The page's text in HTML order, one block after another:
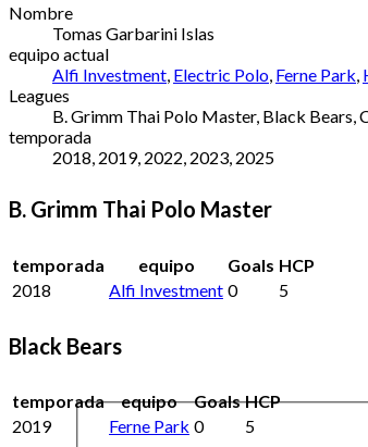
Nombre
Tomas Garbarini Islas
equipo actual
Alfi Investment Electric Polo Ferne Park
Leagues
B. Grimm Thai Polo Master, Black Bears,
temporada
2018, 2019, 2022, 2023, 2025
B. Grimm Thai Polo Master
temporada equipo Goals HCP
2018
Alfi Investment 0 5
Black Bears
temporada equipo Goals HCP
2019
Ferne Park 0 5